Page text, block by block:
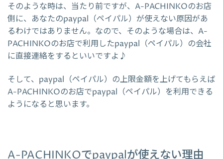
そのような時は、当たり前ですが、A-PACHINKOのお店
側に、あなたのpaypal（ペイパル）が使えない原因があ
るわけではありません。なので、そのような場合は、A-
PACHINKOのお店で利用したpaypal（ペイパル）の会社
に直接連絡をするといいですよ♪
そして、paypal（ペイパル）の上限金額を上げてもらえば
A-PACHINKOのお店でpaypal（ペイパル）を利用できる
ようになると思います。
A-PACHINKOでpaypalが使えない理由